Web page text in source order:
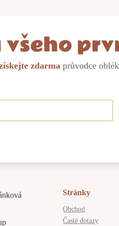
zdarma průvodce
Stránky
Obchod
Časté dotazy